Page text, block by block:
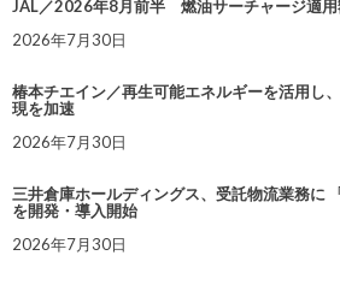
JAL／2026年8月前半 燃油サーチャージ適用
2026年7月30日
椿本チエイン／再生可能エネルギーを活用し
現を加速
2026年7月30日
三井倉庫ホールディングス、受託物流業務に
を開発・導入開始
2026年7月30日